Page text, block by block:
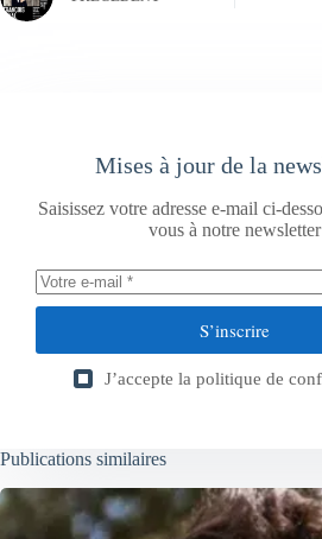
Mises à jour de la
Saisissez votre adresse e-mail ci-
vous à notre newsletter
S’inscrire
J’accepte la politique de
Publications similaires